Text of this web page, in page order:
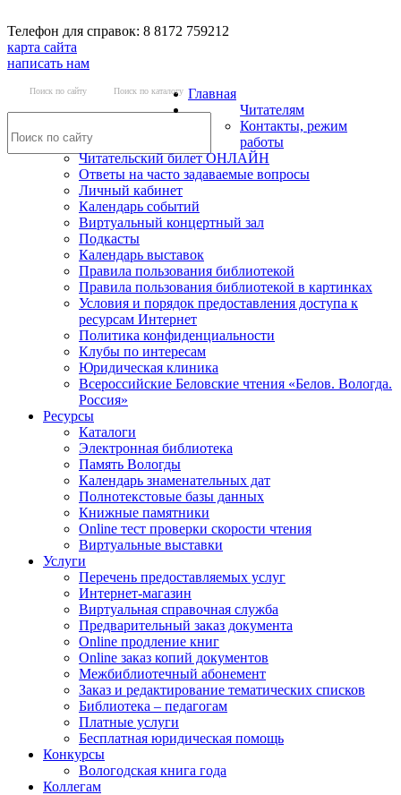
Телефон для справок: 8 8172 759212
карта сайта
написать нам
Поиск по сайту Поиск по каталогу Главная
Читателям
Контакты, режим
работы
Читательский билет ОНЛАЙН
Ответы на часто задаваемые вопросы
Личный кабинет
Календарь событий
Виртуальный концертный зал
Подкасты
Календарь выставок
Правила пользования библиотекой
Правила пользования библиотекой в картинках
Условия и порядок предоставления доступа к
ресурсам Интернет
Политика конфиденциальности
Клубы по интересам
Юридическая клиника
Всероссийские Беловские чтения «Белов. Вологда.
Россия»
Ресурсы
Каталоги
Электронная библиотека
Память Вологды
Календарь знаменательных дат
Полнотекстовые базы данных
Книжные памятники
Online тест проверки скорости чтения
Виртуальные выставки
Услуги
Перечень предоставляемых услуг
Интернет-магазин
Виртуальная справочная служба
Предварительный заказ документа
Online продление книг
Online заказ копий документов
Межбиблиотечный абонемент
Заказ и редактирование тематических списков
Библиотека – педагогам
Платные услуги
Бесплатная юридическая помощь
Конкурсы
Вологодская книга года
Коллегам